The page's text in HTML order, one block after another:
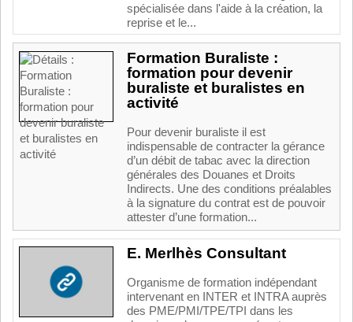
spécialisée dans l'aide à la création, la
reprise et le...
Formation Buraliste :
formation pour devenir
buraliste et buralistes en
activité
Pour devenir buraliste il est
indispensable de contracter la gérance
d’un débit de tabac avec la direction
générales des Douanes et Droits
Indirects. Une des conditions préalables
à la signature du contrat est de pouvoir
attester d’une formation...
E. Merlhès Consultant
Organisme de formation indépendant
intervenant en INTER et INTRA auprès
des PME/PMI/TPE/TPI dans les